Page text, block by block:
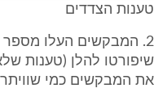
טענות הצדדים
2. המבקשים העלו
שיפורטו להלן (טענות
את המבקשים כמי